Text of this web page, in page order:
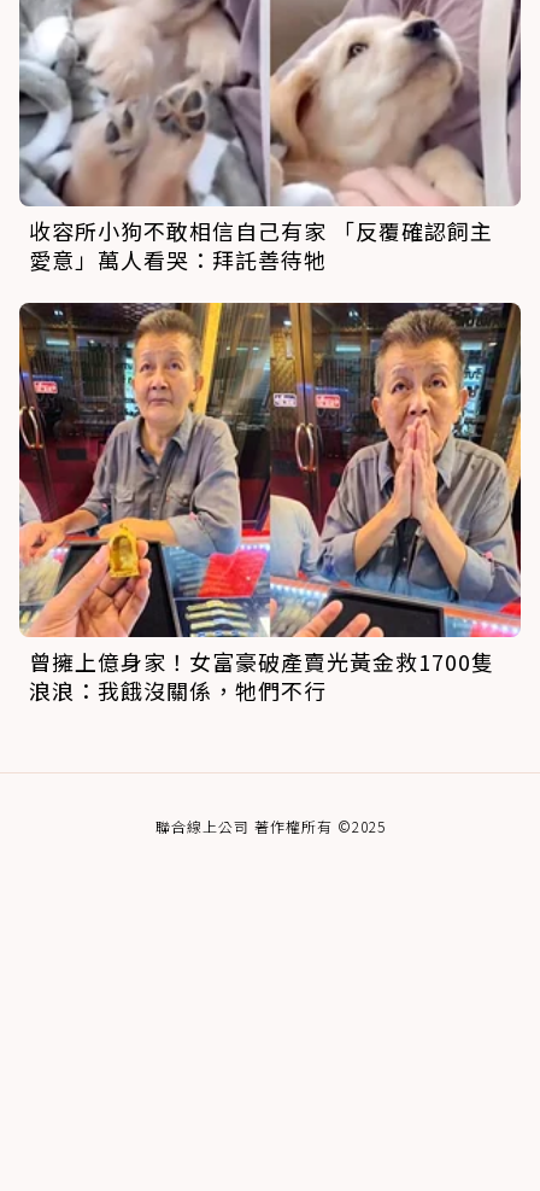
收容所小狗不敢相信自己有家 「反覆確認飼主
愛意」萬人看哭：拜託善待牠
曾擁上億身家！女富豪破產賣光黃金救1700隻
浪浪：我餓沒關係，牠們不行
聯合線上公司 著作權所有 ©2025